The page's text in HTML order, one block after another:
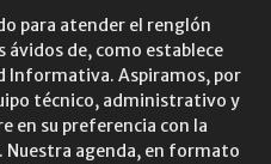
para atender el renglón
ávidos de, como establece
Informativa. Aspiramos, por
técnico, administrativo y
en su preferencia con la
Nuestra agenda, en formato